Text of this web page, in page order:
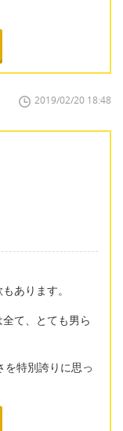
2019/02/20 18:48
あります。
て、とても男ら
を特別誇りに思っ